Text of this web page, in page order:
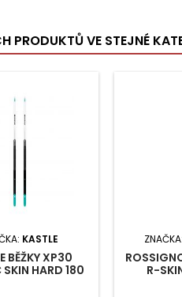
PRODUKTŮ VE STEJNÉ
KASTLE
BĚŽKY XP30
HARD 180
ZNAČKA:
R-